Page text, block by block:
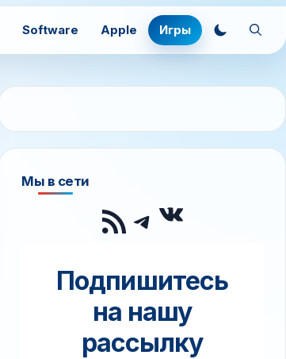
Software Apple Игры
Мы в сети
RSS-лента
Telegram
Подпишитесь
на нашу
рассылку